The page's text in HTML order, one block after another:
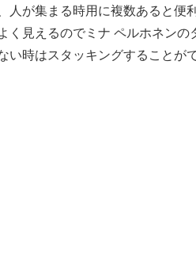
人が集まる時用に複数あると便
く見えるのでミナ ペルホネンの
い時はスタッキングすることが